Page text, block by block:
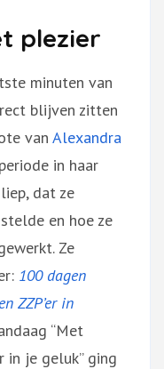
plezier
minuten van
blijven zitten
van Alexandra
in haar
dat ze
en hoe ze
Ze
100 dagen
ZZP’er in
“Met
in je geluk” ging